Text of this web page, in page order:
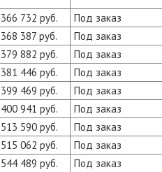
366 732 руб.
Под заказ
368 387 руб.
Под заказ
379 882 руб.
Под заказ
381 446 руб.
Под заказ
399 469 руб.
Под заказ
400 941 руб.
Под заказ
513 590 руб.
Под заказ
515 062 руб.
Под заказ
544 489 руб. Под заказ